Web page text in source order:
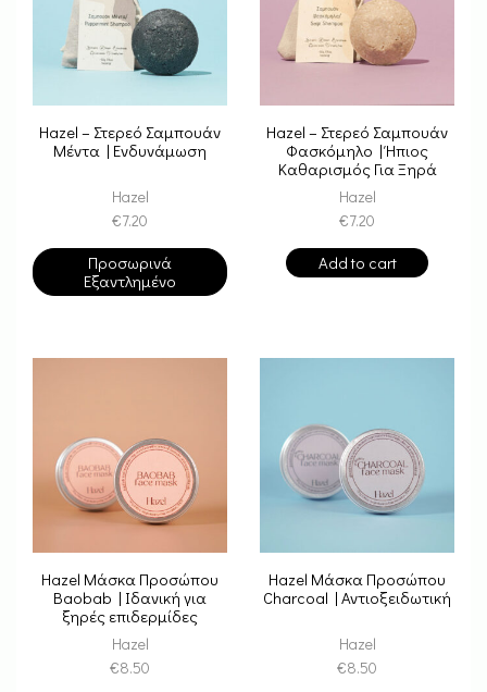
Hazel – Στερεό Σαμπουάν
Μέντα | Ενδυνάμωση
Hazel
€7.20
Προσωρινά
Εξαντλημένο
Hazel – Στερεό Σαμπουάν
Φασκόμηλο | Ήπιος
Καθαρισμός Για Ξηρά
Μαλλιά
Hazel
€7.20
Add to cart
Hazel Μάσκα Προσώπου
Baobab | Ιδανική για
ξηρές επιδερμίδες
Hazel
€8.50
Hazel Μάσκα Προσώπου
Charcoal | Αντιοξειδωτική
Hazel
€8.50